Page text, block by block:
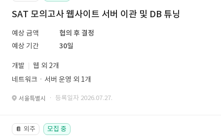
SAT 모의고사 웹사이트 서버 이관 및 DB 튜닝
예상 금액
협의 후 결정
예상 기간
30일
개발
웹 외 2개
네트워크ㆍ서버 운영 외 1개
서울특별시 · 등록일자 2026.07.27.
📔 외주 모집 중